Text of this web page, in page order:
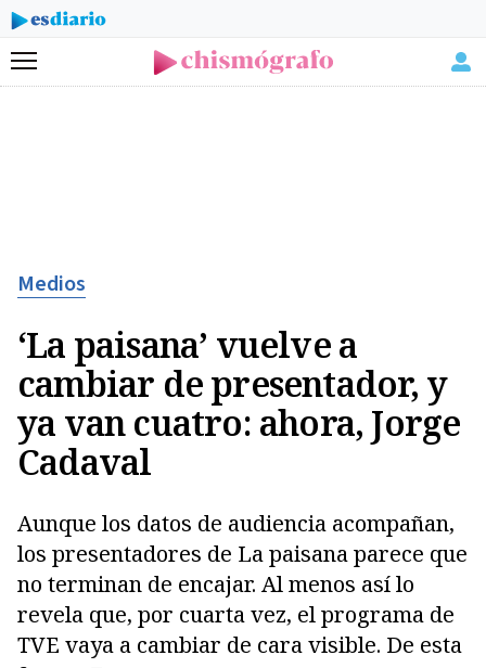
Menú
Medios
‘La paisana’ vuelve a
cambiar de presentador, y
ya van cuatro: ahora, Jorge
Cadaval
Aunque los datos de audiencia acompañan,
los presentadores de La paisana parece que
no terminan de encajar. Al menos así lo
revela que, por cuarta vez, el programa de
TVE vaya a cambiar de cara visible. De esta
Copiar